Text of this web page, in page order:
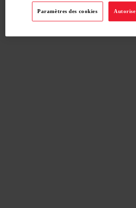
Paramètres des cookies